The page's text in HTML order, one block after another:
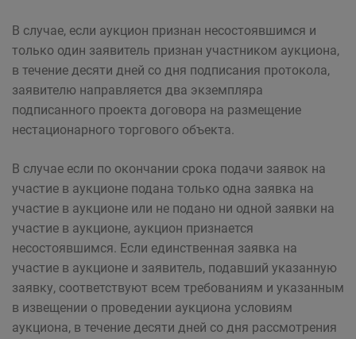
В случае, если аукцион признан несостоявшимся и
только один заявитель признан участником аукциона,
в течение десяти дней со дня подписания протокола,
заявителю направляется два экземпляра
подписанного проекта договора на размещение
нестационарного торгового объекта.
В случае если по окончании срока подачи заявок на
участие в аукционе подана только одна заявка на
участие в аукционе или не подано ни одной заявки на
участие в аукционе, аукцион признается
несостоявшимся. Если единственная заявка на
участие в аукционе и заявитель, подавший указанную
заявку, соответствуют всем требованиям и указанным
в извещении о проведении аукциона условиям
аукциона, в течение десяти дней со дня рассмотрения